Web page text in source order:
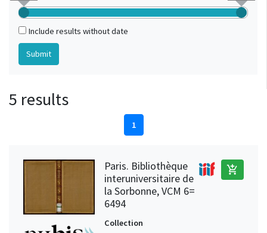
Include results without date
5 results
1
Paris. Bibliothèque
interuniversitaire de
la Sorbonne, VCM 6=
6494
add_shopping_cart
Collection